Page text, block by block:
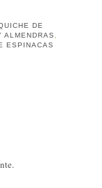
DE
ALMENDRAS ,
ESPINACAS